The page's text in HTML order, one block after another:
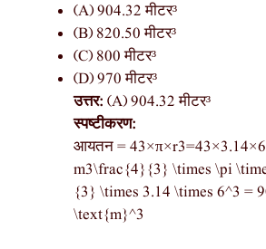
(A) 904.32 मीटर³
(B) 820.50 मीटर³
(C) 800 मीटर³
(D) 970 मीटर³
उत्तर: (A) 904.32 मीटर³
स्पष्टीकरण:
आयतन =
m3\frac{4}{3} \times \pi
{3} \times 3.14 \times 6^3 =
\text{m}^3